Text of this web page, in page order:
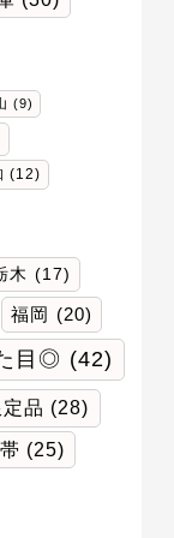
(9)
(12)
木 (17)
福岡 (20)
目◎ (42)
定品 (28)
(25)